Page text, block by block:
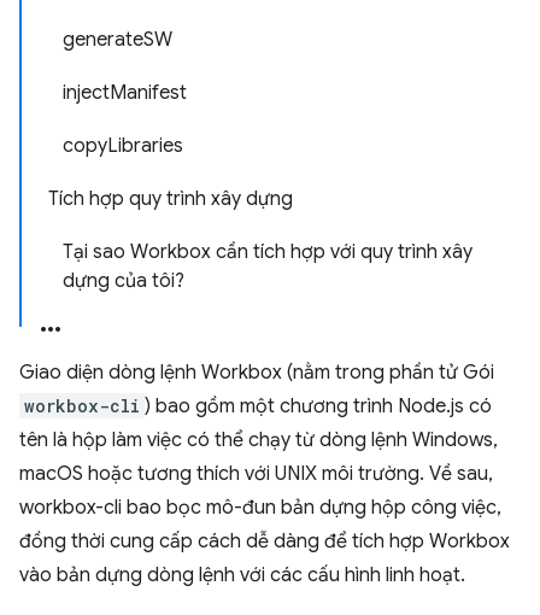
generateSW
injectManifest
copyLibraries
Tích hợp quy trình xây dựng
Tại sao Workbox cần tích hợp với quy trình xây
dựng của tôi?
Giao diện dòng lệnh Workbox (nằm trong phần tử Gói
workbox-cli ) bao gồm một chương trình Node.js có
tên là hộp làm việc có thể chạy từ dòng lệnh Windows,
macOS hoặc tương thích với UNIX môi trường. Về sau,
workbox-cli bao bọc mô-đun bản dựng hộp công việc,
đồng thời cung cấp cách dễ dàng để tích hợp Workbox
vào bản dựng dòng lệnh với các cấu hình linh hoạt.